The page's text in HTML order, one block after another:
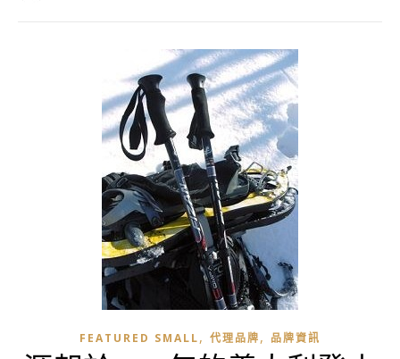
FEATURED SMALL, 代理品牌, 品牌資訊